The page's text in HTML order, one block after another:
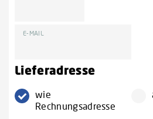
E-MAIL
Lieferadresse
wie
Rechnungsadresse